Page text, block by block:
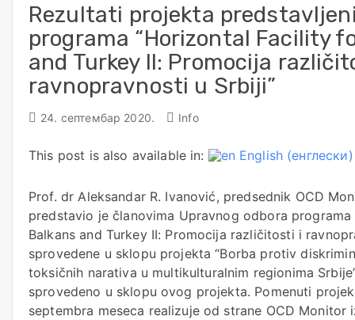
Rezultati projekta
programa “Horizontal Facility
and Turkey II: Promocija
ravnopravnosti u Srbiji”
24. септембар 2020. Info
This post is also available in: English(енглески)
Prof. dr Aleksandar R. Ivanović, predsednik OCD
predstavio je članovima Upravnog odbora
Balkans and Turkey II: Promocija različitosti i
sprovedene u sklopu projekta “Borba protiv
toksičnih narativa u multikulturalnim regionima
sprovedeno u sklopu ovog projekta. Pomenuti
septembra meseca realizuje od strane OCD Monitor